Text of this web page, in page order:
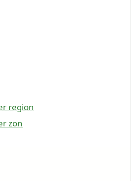
region
zon